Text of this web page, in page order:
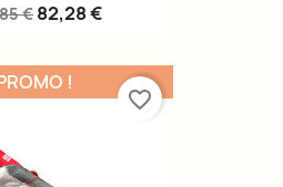
€ 82,28 €
!
favorite_border